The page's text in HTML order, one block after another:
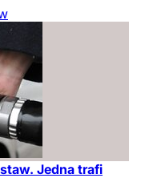
Jedna trafi